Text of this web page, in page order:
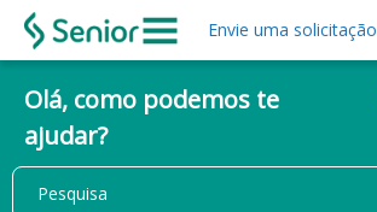
Envie uma solicitação
Olá, como podemos te
ajudar?